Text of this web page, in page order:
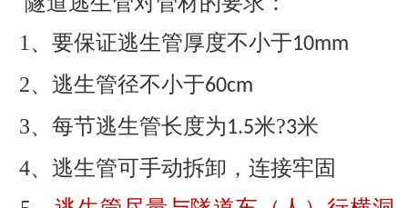
1、要保证逃生管厚度不小于10mm
2、逃生管径不小于60cm
3、每节逃生管长度为1.5米?3米
4、逃生管可手动拆卸，连接牢固